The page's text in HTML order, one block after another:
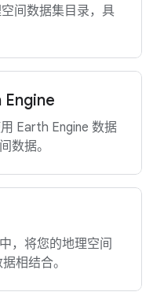
间数据集目录，具
Engine
Earth Engine 数据
数据。
，将您的地理空间
相结合。